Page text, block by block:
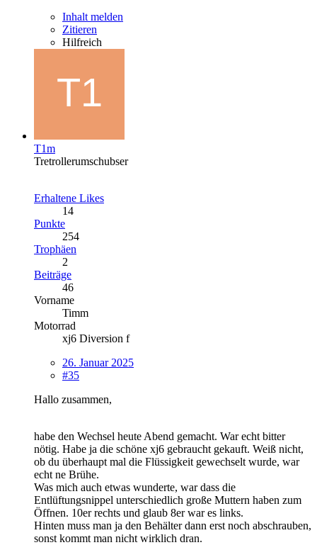
Inhalt melden
Zitieren
Hilfreich
T1m
Tretrollerumschubser
Erhaltene Likes
14
Punkte
254
Trophäen
2
Beiträge
46
Vorname
Timm
Motorrad
xj6 Diversion f
26. Januar 2025
#35
Hallo zusammen,
habe den Wechsel heute Abend gemacht. War echt bitter
nötig. Habe ja die schöne xj6 gebraucht gekauft. Weiß nicht,
ob du überhaupt mal die Flüssigkeit gewechselt wurde, war
echt ne Brühe.
Was mich auch etwas wunderte, war dass die
Entlüftungsnippel unterschiedlich große Muttern haben zum
Öffnen. 10er rechts und glaub 8er war es links.
Hinten muss man ja den Behälter dann erst noch abschrauben,
sonst kommt man nicht wirklich dran.